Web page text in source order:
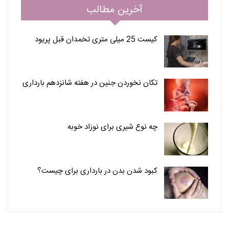
آخرین مطالب
کیست 25 میلی متری تخمدان قبل پریود
تکان نخوردن جنین در هفته شانزدهم بارداری
چه نوع شیری برای نوزاد خوبه
کبود شدن بدن در بارداری برای چیست؟